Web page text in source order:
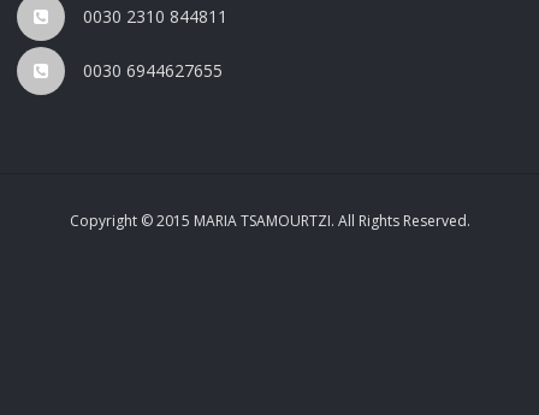
0030 2310 844811
0030 6944627655
Copyright © 2015 MARIA TSAMOURTZI. All Rights Reserved.